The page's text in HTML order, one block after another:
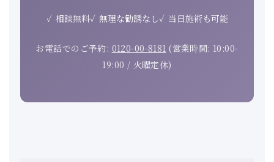
相談無料 無理な勧誘なし 当日施術も可能
お電話でのご予約: 0120-00-8181 (営業時間: 10:00-
19:00 / 火曜定休)